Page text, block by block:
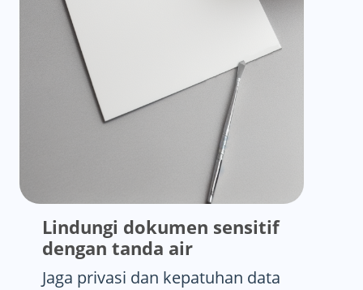
Lindungi dokumen sensitif
dengan tanda air
Jaga privasi dan kepatuhan data